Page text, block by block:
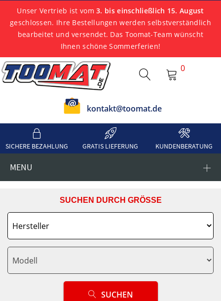
Unser Vertrieb ist vom3. bis einschließlich 15. August
geschlossen. Ihre Bestellungen werden selbstverständlich
bearbeitet und versendet. Das Toomat-Team wünscht
Ihnen schöne Sommerferien!
kontakt@toomat.de
0
SICHERE BEZAHLUNG GRATIS LIEFERUNG KUNDENBERATUNG
MENU
SUCHEN DURCH GRÖSSE
SUCHEN